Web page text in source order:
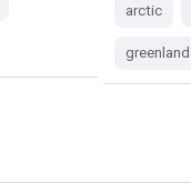
arctic
greenland